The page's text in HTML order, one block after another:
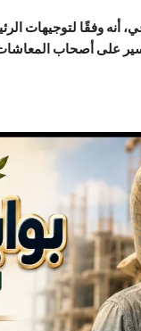
أنه وفقًا
على أصحاب